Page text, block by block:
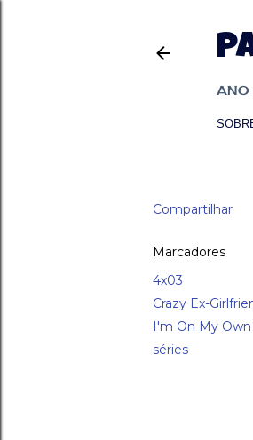
ANO
Compartilhar
Marcadores
4x03
Crazy Ex-
I'm On My
séries